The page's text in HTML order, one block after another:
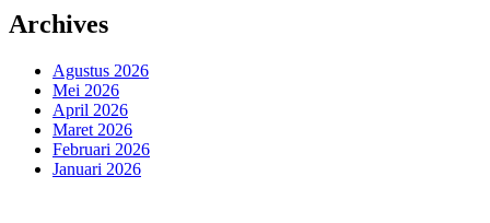
Archives
Agustus 2026
Mei 2026
April 2026
Maret 2026
Februari 2026
Januari 2026